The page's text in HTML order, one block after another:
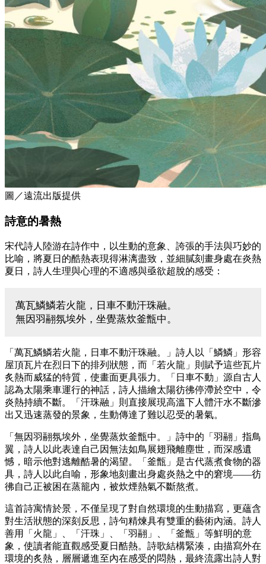
圖／遠流出版提供
詩意的暑熱
宋代詩人陸游在詩作中，以生動的意象、誇張的手法與巧妙的
比喻，將夏日的酷熱表現得淋漓盡致，並細膩刻畫身處在炎熱
夏日，詩人生理與心理的不適感與亟欲超脫的感受：
萬瓦鱗鱗若火龍，日車不動汗珠融。
無因羽翮氛埃外，坐覺蒸炊釜甑中。
「萬瓦鱗鱗若火龍，日車不動汗珠融。」詩人以「鱗鱗」形容
屋頂瓦片在烈日下的排列狀態，而「若火龍」則賦予這些瓦片
炙熱而威猛的特質，使畫面更具張力。「日車不動」源自古人
認為太陽乘車運行的神話，詩人描繪太陽彷彿停滯於空中，令
炎熱持續不斷。「汗珠融」則直接展現高溫下人體汗水不斷滲
出又迅速蒸發的景象，生動傳達了難以忍受的暑氣。
「無因羽翮氛埃外，坐覺蒸炊釜甑中。」詩中的「羽翮」指鳥
翼，詩人以此表達自己因無法如鳥展翅飛離塵世，而深感遺
憾，暗示他對逃離酷暑的渴望。「釜甑」是古代蒸煮食物的器
具，詩人以此自喻，形象地刻畫出身處炎熱之中的窘境——彷
彿自己正被困在蒸籠內，被炊煙熱氣不斷熬煮。
這首詩寓情於景，不僅呈現了對自然環境的生動描寫，更蘊含
對生活狀態的深刻反思，詩句精煉具有雙重的藝術內涵。詩人
善用「火龍」、「汗珠」、「羽翮」、「釜甑」等鮮明的意
象，使讀者能直觀感受夏日酷熱。詩歌結構緊湊，由描寫外在
環境的炙熱，層層遞進至內在感受的悶熱，最終流露出詩人對